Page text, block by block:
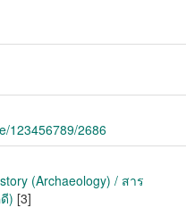
123456789/2686
(Archaeology) / สาร
) [3]